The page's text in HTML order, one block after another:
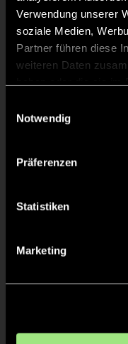
Verwendung unserer
soziale Medien,
Partner führen diese
weiteren Daten
Notwendig
Präferenzen
Statistiken
Marketing
Luis
Felix